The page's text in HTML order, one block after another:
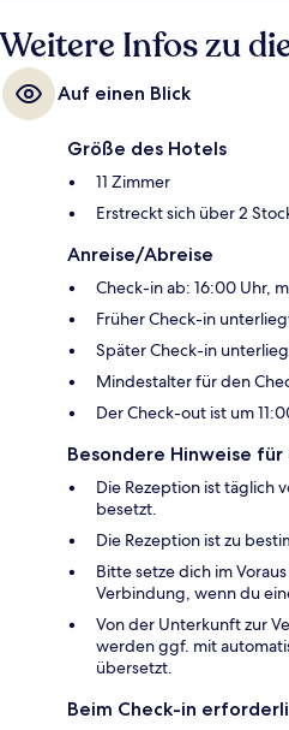
Weitere Infos zu
Auf einen Blick
Größe des Hotels
11 Zimmer
Erstreckt sich über 2
Anreise/Abreise
Check-in ab: 16:00 Uhr,
Früher Check-in
Später Check-in
Mindestalter für den
Der Check-out ist um
Besondere Hinweise für
Die Rezeption ist täglich
besetzt.
Die Rezeption ist zu
Bitte setze dich im
Verbindung, wenn du
Von der Unterkunft zur
werden ggf. mit
übersetzt.
Beim Check-in